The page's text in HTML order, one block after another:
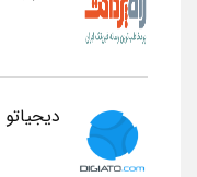
دیجیاتو